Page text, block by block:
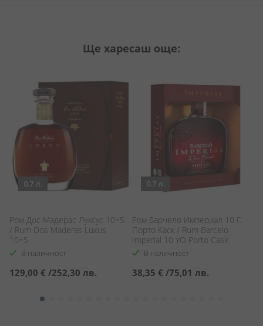
Ще харесаш още:
0.7 л.
Ром Дос Мадерас Луксус 10+5
/ Rum Dos Maderas Luxus
10+5
В наличност
129,00 € /252,30 лв.
0.7 л.
Ром Барчело Империал 10 Г.
Порто Каск / Rum Barcelo
Imperial 10 YO Porto Cask
В наличност
38,35 € /75,01 лв.